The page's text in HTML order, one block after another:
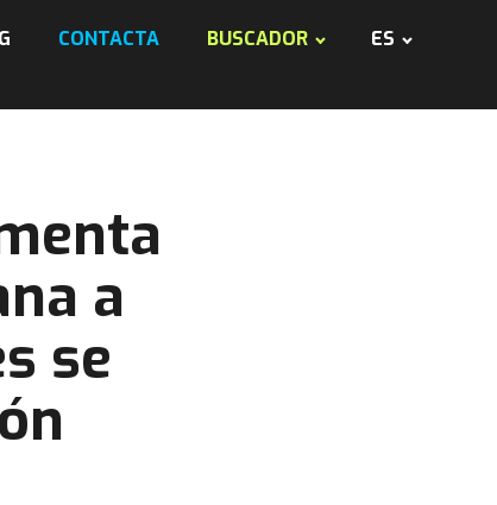
CONTACTA BUSCADOR ES
a
se